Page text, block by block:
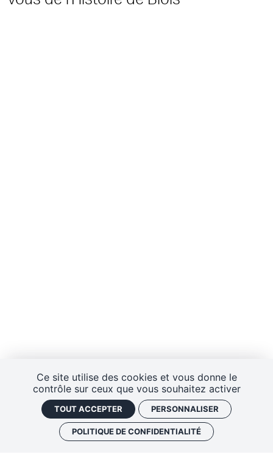
Ce site utilise des cookies et vous donne le
contrôle sur ceux que vous souhaitez activer
TOUT ACCEPTER PERSONNALISER
POLITIQUE DE CONFIDENTIALITÉ